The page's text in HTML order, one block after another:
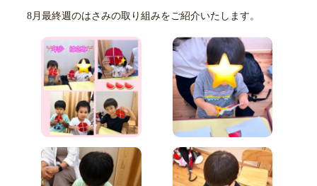
8月最終週のはさみの取り組みをご紹介いたします。